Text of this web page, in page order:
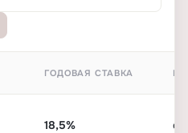
ГОДОВАЯ СТАВКА
18,5%